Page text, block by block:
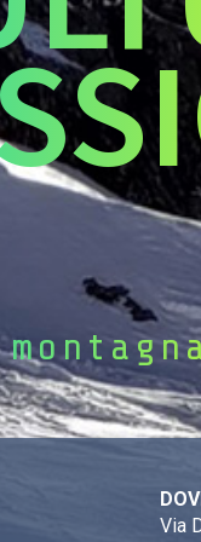
Via